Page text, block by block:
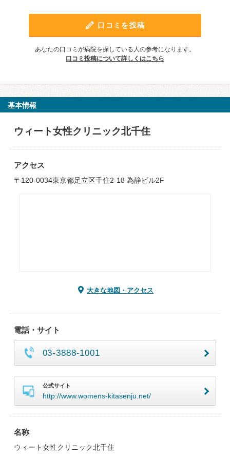
口コミを投稿
あなたの口コミが病院を探している人の参考になります。
口コミ投稿について詳しくはこちら
基本情報
ウィート女性クリニック北千住
アクセス
〒120-0034東京都足立区千住2-18 為静ビル2F
大きな地図・アクセス
電話・サイト
03-3888-1001
公式サイト
http://www.womens-kitasenju.net/
名称
ウィート女性クリニック北千住